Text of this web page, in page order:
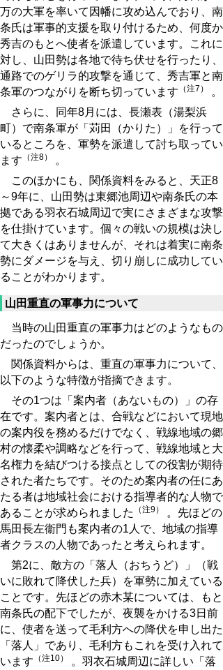
万の大軍を率いて因幡に攻め込んでおり、南
条氏は軍事的支援を取り付けるため、何度か
秀吉のもとへ使者を派遣しています。これに
対し、山田勢は各地で待ち伏せを行ったり、
通路でのゲリラ的攻撃を通じて、秀吉軍と南
条軍のつながりを断ち切っています （注7）
。
さらに、同年8月には、長瀬表（湯梨浜
町）で南条軍が「苅田（かりた）」を行って
いるところを、軍勢を派遣して討ち取ってい
ます （注8）
。
このほかにも、関係資料をみると、天正8
～9年に、山田勢は東郷池周辺や南条氏の本
拠である羽衣石城周辺で実にさまざまな攻撃
を仕掛けています。個々の戦いの規模は決し
て大きくはありませんが、それは着実に南条
勢にダメージを与え、切り崩しに成功してい
ることがわかります。
山田重直の軍事力について
当時の山田重直の軍事力はどのようなもの
だったのでしょうか。
関係資料からは、重直の軍事力について、
以下のような特徴が指摘できます。
その1つは「案内者（あないもの）」の存
在です。案内者とは、合戦などにおいて現地
の案内役を務めるだけでなく、戦線地域の郷
村の懐柔や調略などを行って、戦線地域と大
名権力を結びつける接点としての役割が期待
された者たちです。そのため案内者の任にあ
たる者は地域社会における指導者的な人物で
あることが求められました
（注9）
。先ほどの
馬田長左衞門も案内者の1人で、地域の指導
者クラスの人物であったと考えられます。
第2に、敵方の「落人（おちうど）」（戦
いに敗れて降伏した兵）を軍勢に加えている
ことです。先ほどの赤木某については、もと
南条氏の配下でしたが、夜襲をかける3日前
に、使者を送って毛利方への降伏を申し出た
「落人」であり、毛利方もこれを受け入れて
います （注10）
。羽衣石城周辺に詳しい「落